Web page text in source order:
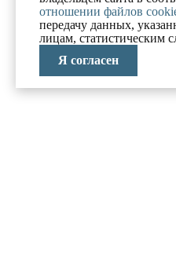
отношении файлов
передачу данных,
лицам, статистическим
Я согласен